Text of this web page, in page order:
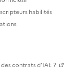
habilités
contrats d'IAE ?